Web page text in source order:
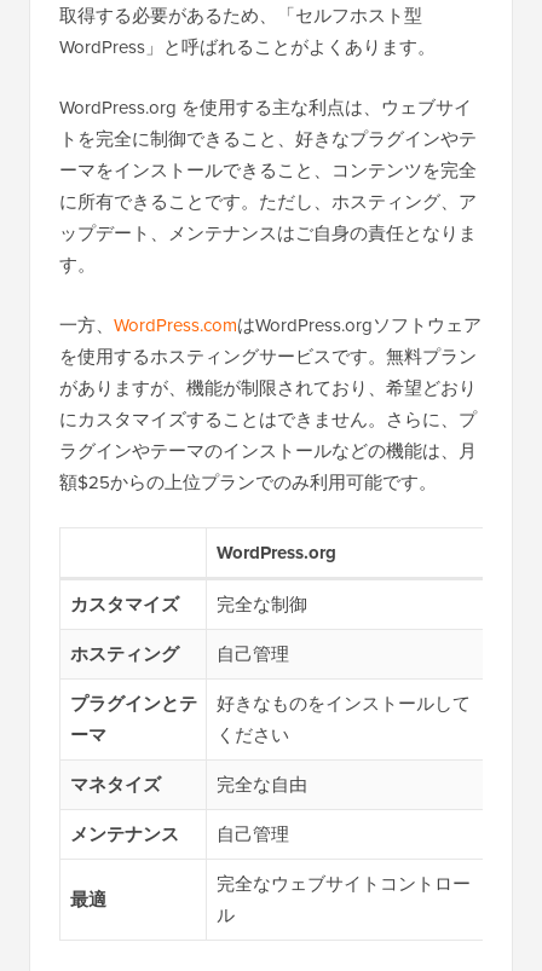
取得する必要があるため、「セルフホスト型
WordPress」と呼ばれることがよくあります。
WordPress.org を使用する主な利点は、ウェブサイ
トを完全に制御できること、好きなプラグインやテ
ーマをインストールできること、コンテンツを完全
に所有できることです。ただし、ホスティング、ア
ップデート、メンテナンスはご自身の責任となりま
す。
一方、 WordPress.comはWordPress.orgソフトウェア
を使用するホスティングサービスです。無料プラン
がありますが、機能が制限されており、希望どおり
にカスタマイズすることはできません。さらに、プ
ラグインやテーマのインストールなどの機能は、月
額$25からの上位プランでのみ利用可能です。
WordPress.org
カスタマイズ
完全な制御
ホスティング
自己管理
プラグインとテ
ーマ
好きなものをインストールして
ください
マネタイズ
完全な自由
メンテナンス
自己管理
最適
完全なウェブサイトコントロー
ル